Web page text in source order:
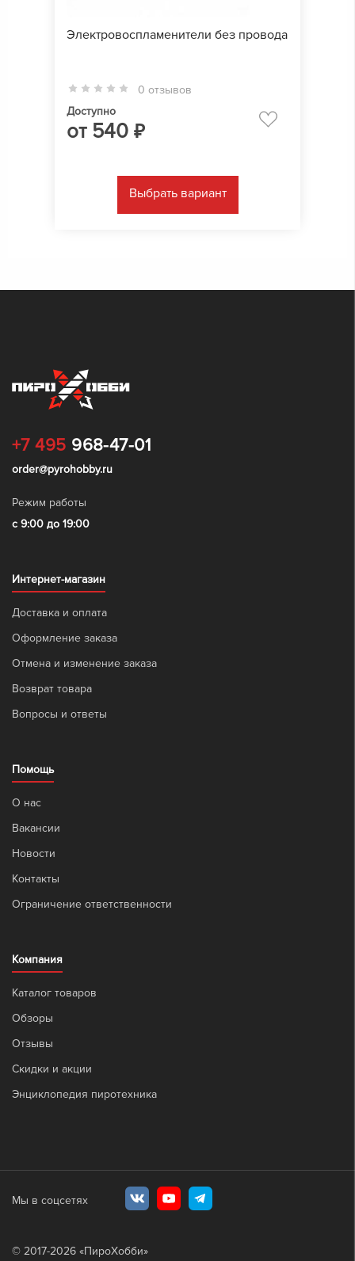
Электровоспламенители без провода
0 отзывов
Доступно
от 540 ₽
Выбрать вариант
+7 495 968-47-01
order@pyrohobby.ru
Режим работы
с 9:00 до 19:00
Интернет-магазин
Доставка и оплата
Оформление заказа
Отмена и изменение заказа
Возврат товара
Вопросы и ответы
Помощь
О нас
Вакансии
Новости
Контакты
Ограничение ответственности
Компания
Каталог товаров
Обзоры
Отзывы
Скидки и акции
Энциклопедия пиротехника
© 2017-2026 «ПироХобби»
Мы в соцсетях